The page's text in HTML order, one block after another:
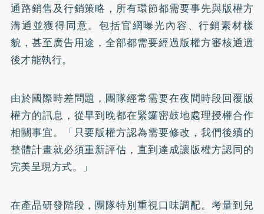
通路銷售及行銷策略，所有環節都需要事先與版權方
溝通並獲得同意。包括官網曝光內容、行銷素材樣
貌，甚至廣告用途，全部都需要經過版權方審核通過
後才能執行。
由於國際時差問題，團隊經常需要在夜間時段回覆版
權方的訊息，從早到晚都在緊鑼密鼓地處理授權合作
相關事宜。「只要版權方認為需要修改，我們後續的
整體計畫就必須重新評估，直到達成讓版權方認同的
完美呈現方式。」
在產品研發階段，團隊特別重視口味調配。考量到兒